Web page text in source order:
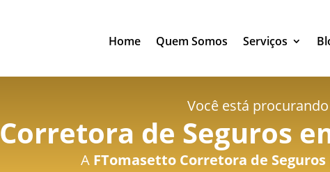
Home Quem Somos Serviços
Você está procurando
Corretora de Seguros
A FTomasetto Corretora de Seguros